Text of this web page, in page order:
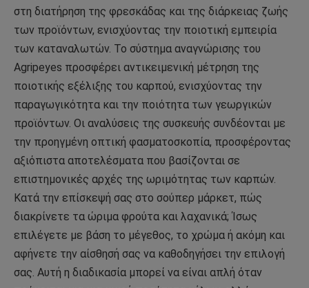
στη διατήρηση της φρεσκάδας και της διάρκειας ζωής
των προϊόντων, ενισχύοντας την ποιοτική εμπειρία
των καταναλωτών. Το σύστημα αναγνώρισης του
Agripeyes προσφέρει αντικειμενική μέτρηση της
ποιοτικής εξέλιξης του καρπού, ενισχύοντας την
παραγωγικότητα και την ποιότητα των γεωργικών
προϊόντων. Οι αναλύσεις της συσκευής συνδέονται με
την προηγμένη οπτική φασματοσκοπία, προσφέροντας
αξιόπιστα αποτελέσματα που βασίζονται σε
επιστημονικές αρχές της ωριμότητας των καρπών.
Κατά την επίσκεψή σας στο σούπερ μάρκετ, πώς
διακρίνετε τα ώριμα φρούτα και λαχανικά; Ίσως
επιλέγετε με βάση το μέγεθος, το χρώμα ή ακόμη και
αφήνετε την αίσθησή σας να καθοδηγήσει την επιλογή
σας. Αυτή η διαδικασία μπορεί να είναι απλή όταν